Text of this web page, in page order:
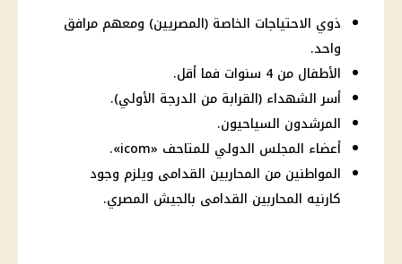
ذوي الاحتياجات الخاصة (المصريين) ومعهم مرافق
واحد.
الأطفال من 4 سنوات فما أقل.
أسر الشهداء (القرابة من الدرجة الأولي).
المرشدون السياحيون.
أعضاء المجلس الدولي للمتاحف «icom».
المواطنين من المحاربين القدامى ويلزم وجود
كارنيه المحاربين القدامى بالجيش المصري.